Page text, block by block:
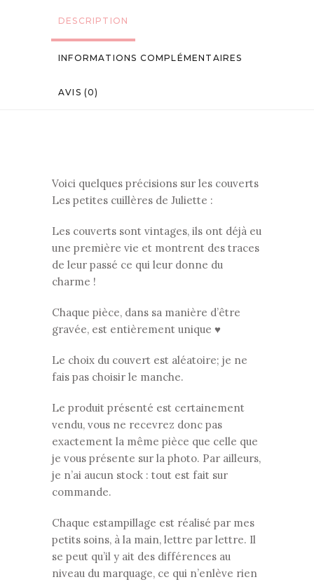
DESCRIPTION
INFORMATIONS COMPLÉMENTAIRES
AVIS (0)
Voici quelques précisions sur les couverts
Les petites cuillères de Juliette :
Les couverts sont vintages, ils ont déjà eu
une première vie et montrent des traces
de leur passé ce qui leur donne du
charme !
Chaque pièce, dans sa manière d’être
gravée, est entièrement unique ♥
Le choix du couvert est aléatoire; je ne
fais pas choisir le manche.
Le produit présenté est certainement
vendu, vous ne recevrez donc pas
exactement la même pièce que celle que
je vous présente sur la photo. Par ailleurs,
je n’ai aucun stock : tout est fait sur
commande.
Chaque estampillage est réalisé par mes
petits soins, à la main, lettre par lettre. Il
se peut qu’il y ait des différences au
niveau du marquage, ce qui n’enlève rien